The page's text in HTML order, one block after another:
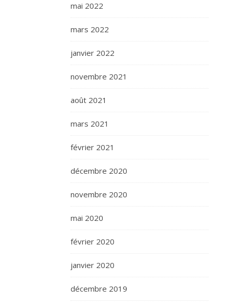
mai 2022
mars 2022
janvier 2022
novembre 2021
août 2021
mars 2021
février 2021
décembre 2020
novembre 2020
mai 2020
février 2020
janvier 2020
décembre 2019